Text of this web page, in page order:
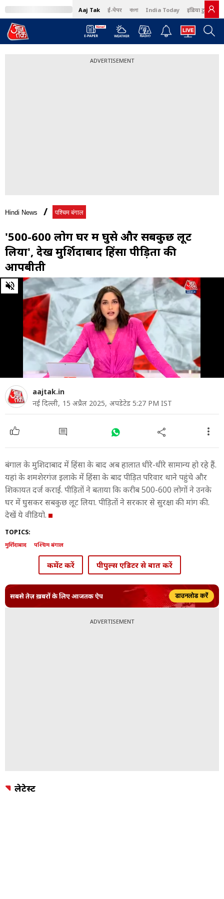
Aaj Tak ई-पेपर বাংলা India Today इंडिया टुडे हिंदी
ADVERTISEMENT
Hindi News पश्चिम बंगाल
'500-600 लोग घर में घुसे और सबकुछ लूट
लिया', देखें मुर्श‍िदाबाद हिंसा पीड़ितों की
आपबीती
0
of
minutes,
seconds
aajtak.in
नई दिल्ली, 15 अप्रैल 2025, अपडेटेड 5:27 PM IST
बंगाल के मुशिदाबाद में हिंसा के बाद अब हालात धीरे-धीरे सामान्य हो रहे हैं.
यहां के शमशेरगंज इलाके में हिंसा के बाद पीड़ित परिवार थाने पहुंचे और
शिकायत दर्ज कराई. पीड़ितों ने बताया कि करीब 500-600 लोगों ने उनके
घर में घुसकर सबकुछ लूट लिया. पीड़ितों ने सरकार से सुरक्षा की मांग की.
देखें ये वीडियो.
TOPICS:
मुर्शिदाबाद पश्चिम बंगाल
कमेंट करें पीपुल्स एडिटर से बात करें
सबसे तेज़ ख़बरों के लिए आजतक ऐप डाउनलोड करें
ADVERTISEMENT
लेटेस्ट